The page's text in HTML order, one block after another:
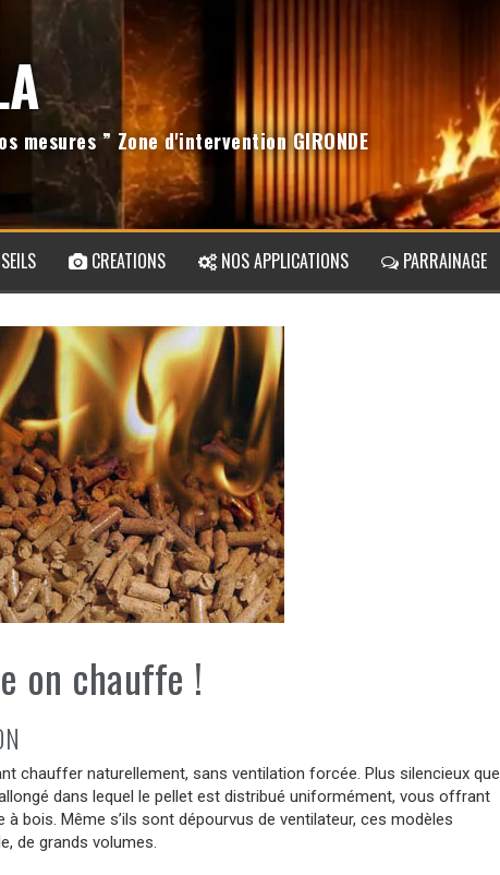
mesures ” Zone d'intervention GIRONDE
CREATIONS NOS APPLICATIONS PARRAINAGE
on chauffe !
chauffer naturellement, sans ventilation forcée. Plus silencieux que
dans lequel le pellet est distribué uniformément, vous offrant
bois. Même s’ils sont dépourvus de ventilateur, ces modèles
de grands volumes.